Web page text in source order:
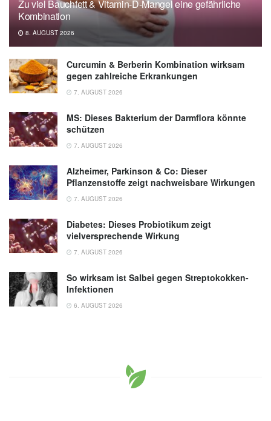
Zu viel Bauchfett & Vitamin-D-Mangel eine gefährliche
Kombination
8. AUGUST 2026
Curcumin & Berberin Kombination wirksam
gegen zahlreiche Erkrankungen
7. AUGUST 2026
MS: Dieses Bakterium der Darmflora könnte
schützen
7. AUGUST 2026
Alzheimer, Parkinson & Co: Dieser
Pflanzenstoffe zeigt nachweisbare Wirkungen
7. AUGUST 2026
Diabetes: Dieses Probiotikum zeigt
vielversprechende Wirkung
7. AUGUST 2026
So wirksam ist Salbei gegen Streptokokken-
Infektionen
6. AUGUST 2026